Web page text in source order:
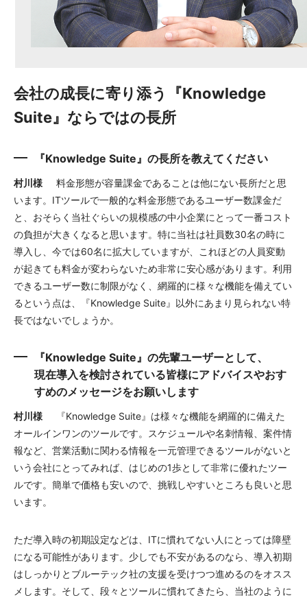
会社の成長に寄り添う『Knowledge
Suite』ならではの長所
『Knowledge Suite』の長所を教えてください
村川様
料金形態が容量課金であることは他にない長所だと思
います。ITツールで一般的な料金形態であるユーザー数課金だ
と、おそらく当社ぐらいの規模感の中小企業にとって一番コスト
の負担が大きくなると思います。特に当社は社員数30名の時に
導入し、今では60名に拡大していますが、これほどの人員変動
が起きても料金が変わらないため非常に安心感があります。利用
できるユーザー数に制限がなく、網羅的に様々な機能を備えてい
るという点は、『Knowledge Suite』以外にあまり見られない特
長ではないでしょうか。
『Knowledge Suite』の先輩ユーザーとして、
現在導入を検討されている皆様にアドバイスやおす
すめのメッセージをお願いします
村川様
『Knowledge Suite』は様々な機能を網羅的に備えた
オールインワンのツールです。スケジュールや名刺情報、案件情
報など、営業活動に関わる情報を一元管理できるツールがないと
いう会社にとってみれば、はじめの1歩として非常に優れたツー
ルです。簡単で価格も安いので、挑戦しやすいところも良いと思
います。
ただ導入時の初期設定などは、ITに慣れてない人にとっては障壁
になる可能性があります。少しでも不安があるのなら、導入初期
はしっかりとブルーテック社の支援を受けつつ進めるのをオスス
メします。そして、段々とツールに慣れてきたら、当社のように